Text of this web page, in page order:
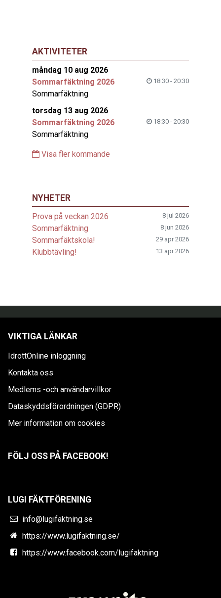
AKTIVITETER
måndag 10 aug 2026
Sommarfäktning 2026
18:30 - 20:30
Sommarfäktning
torsdag 13 aug 2026
Sommarfäktning 2026
18:30 - 20:30
Sommarfäktning
Visa fler kommande
NYHETER
Prova på veckan 2026 8 jul 2026
Sommarfäktning 8 jun 2026
Sommarfäktskola! 29 apr 2026
Klubbtävling! 13 apr 2026
VIKTIGA LÄNKAR
IdrottOnline inloggning
Kontakta oss
Medlems -och användarvillkor
Dataskyddsförordningen (GDPR)
Mer information om cookies
FÖLJ OSS PÅ FACEBOOK!
LUGI FÄKTFÖRENING
info@lugifaktning.se
https://www.lugifaktning.se/
https://www.facebook.com/lugifaktning